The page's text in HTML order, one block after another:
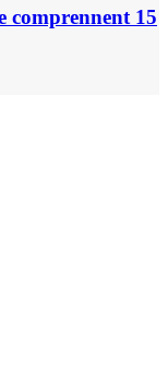
comprennent 15